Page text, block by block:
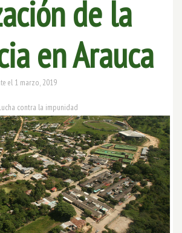
de la
en Arauca
el 1 marzo, 2019
contra la impunidad